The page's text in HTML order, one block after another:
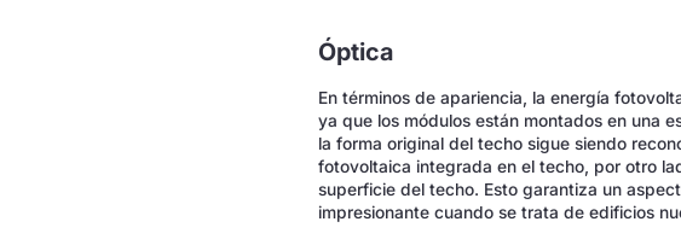
Óptica
En términos de apariencia, la energía
ya que los módulos están montados en una
la forma original del techo sigue siendo
fotovoltaica integrada en el techo, por otro
superficie del techo. Esto garantiza un
impresionante cuando se trata de edificios